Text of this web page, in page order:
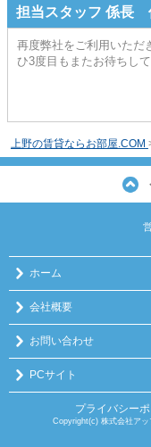
担当スタッフ 係長
再度弊社をご利用いただ
ひ3度目もまたお待ちして
上野の賃貸ならお部屋.COM
ホーム
会社概要
お問い合わせ
PCサイト
プライバシー
Copyright(c) 株式会社ア